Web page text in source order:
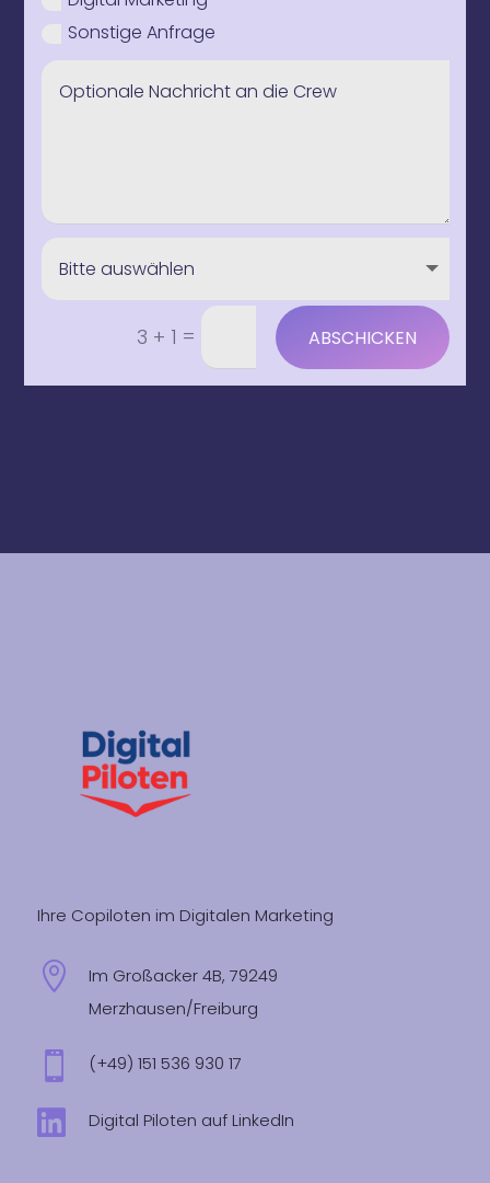
Sonstige Anfrage
3 + 1 = ABSCHICKEN
Ihre Copiloten im Digitalen Marketing

Im Großacker 4B, 79249
Merzhausen/Freiburg
 (+49) 151 536 930 17
 Digital Piloten auf LinkedIn